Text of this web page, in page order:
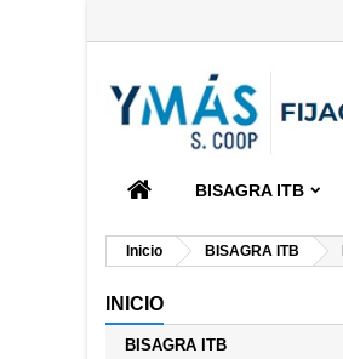
BISAGRA ITB
Inicio BISAGRA ITB
INICIO
BISAGRA ITB